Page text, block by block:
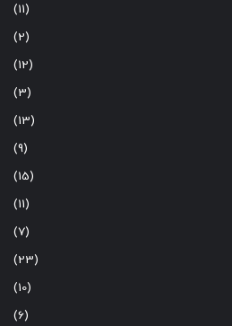
(11)
(2)
(12)
(3)
(13)
(9)
(15)
(11)
(7)
(23)
(10)
(6)